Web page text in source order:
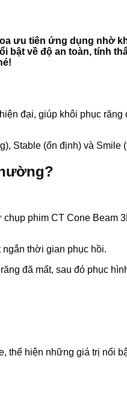
ưu tiên ứng dụng nhờ
về độ an toàn, tính
đại, giúp khôi phục
Stable (ổn định) và
phim CT Cone Beam
ngắn thời gian phục hồi.
đã mất, sau đó phục
hiện những giá trị nổi